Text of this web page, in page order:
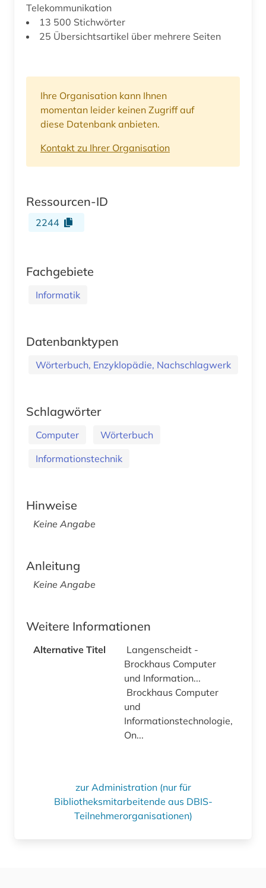
Telekommunikation
13 500 Stichwörter
25 Übersichtsartikel über mehrere Seiten
Ihre Organisation kann Ihnen
momentan leider keinen Zugriff auf
diese Datenbank anbieten.
Kontakt zu Ihrer Organisation
Ressourcen-ID
2244
Fachgebiete
Informatik
Datenbanktypen
Wörterbuch, Enzyklopädie, Nachschlagwerk
Schlagwörter
Computer
Wörterbuch
Informationstechnik
Hinweise
Keine Angabe
Anleitung
Keine Angabe
Weitere Informationen
Alternative Titel
Langenscheidt -
Brockhaus Computer
und Information...
Brockhaus Computer
und
Informationstechnologie,
On...
zur Administration (nur für
Bibliotheksmitarbeitende aus DBIS-
Teilnehmerorganisationen)